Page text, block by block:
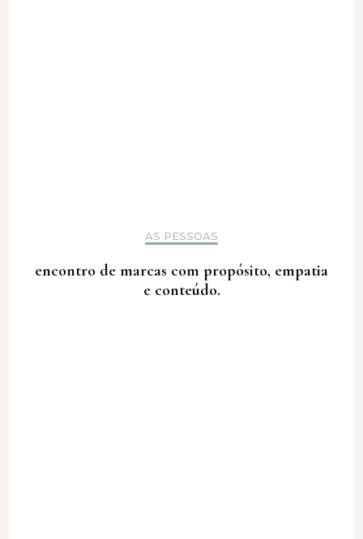
AS PESSOAS
encontro de marcas com propósito, empatia
e conteúdo.